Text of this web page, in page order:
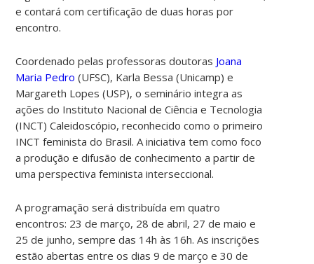
e contará com certificação de duas horas por
encontro.
Coordenado pelas professoras doutoras Joana
Maria Pedro (UFSC), Karla Bessa (Unicamp) e
Margareth Lopes (USP), o seminário integra as
ações do Instituto Nacional de Ciência e Tecnologia
(INCT) Caleidoscópio, reconhecido como o primeiro
INCT feminista do Brasil. A iniciativa tem como foco
a produção e difusão de conhecimento a partir de
uma perspectiva feminista interseccional.
A programação será distribuída em quatro
encontros: 23 de março, 28 de abril, 27 de maio e
25 de junho, sempre das 14h às 16h. As inscrições
estão abertas entre os dias 9 de março e 30 de